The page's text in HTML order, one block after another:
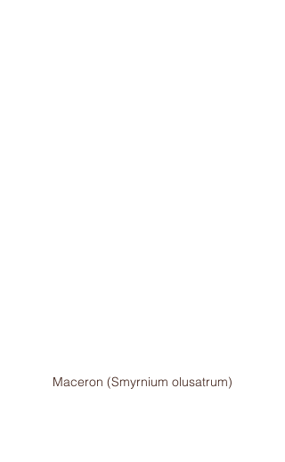
Maceron (Smyrnium olusatrum)